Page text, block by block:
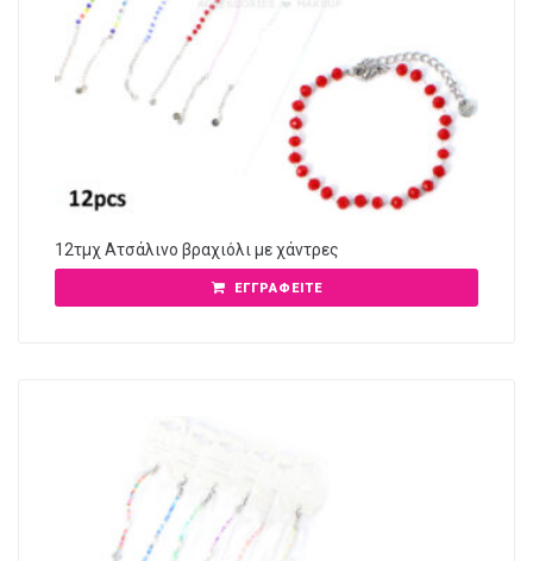
12τμχ Ατσάλινο βραχιόλι με χάντρες
ΕΓΓΡΑΦΕΊΤΕ